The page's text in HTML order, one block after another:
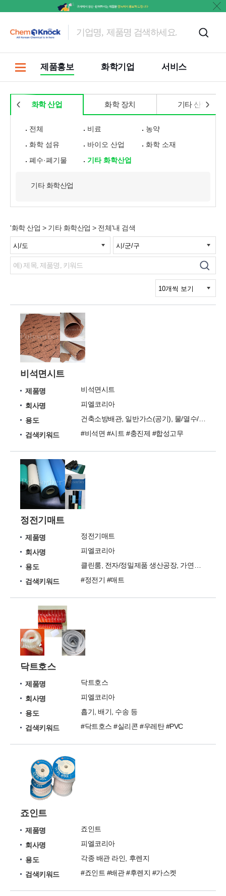
제품홍보 화학기업 서비스
화학 산업 화학 장치 기타 산업
전체 비료
농약
화학 섬유
바이오 산업
화학 소재
폐수·폐기물
기타 화학산업
기타 화학산업
'화학 산업 > 기타 화학산업 > 전체'내 검색
비석면시트
제품명
비석면시트
회사명
피엘코리아
용도
건축소방배관, 일반가스(공기), 물/열수/약산/약알카리
검색키워드
#비석면 #시트 #충진제 #합성고무
정전기매트
제품명
정전기매트
회사명
피엘코리아
용도
검색키워드
#정전기 #매트
닥트호스
제품명
닥트호스
회사명
피엘코리아
용도
흡기, 배기, 수송 등
검색키워드
#닥트호스 #실리콘 #우레탄 #PVC
죠인트
제품명
죠인트
회사명
피엘코리아
용도
각종 배관 라인, 후렌지
검색키워드
#죠인트 #배관 #후렌지 #가스켓